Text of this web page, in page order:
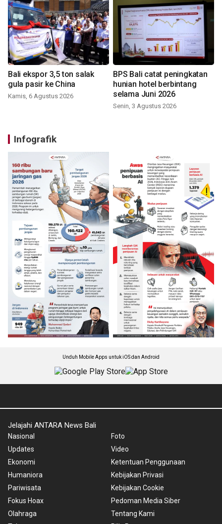
Bali ekspor 3,5 ton salak
gula pasir ke China
Kamis, 6 Agustus 2026
BPS Bali catat peningkatan
hunian hotel berbintang
selama Juni 2026
Senin, 3 Agustus 2026
Infografik
Unduh Mobile Apps untuk iOS dan Android
Jelajahi ANTARA News Bali
Nasional
Updates
Ekonomi
Humaniora
Pariwisata
Fokus Hoax
Olahraga
Foto
Video
Ketentuan Penggunaan
Kebijakan Privasi
Kebijakan Cookie
Pedoman Media Siber
Tentang Kami